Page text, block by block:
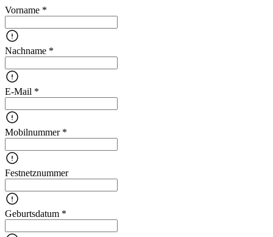
Vorname *
Nachname *
E-Mail *
Mobilnummer *
Festnetznummer
Geburtsdatum *